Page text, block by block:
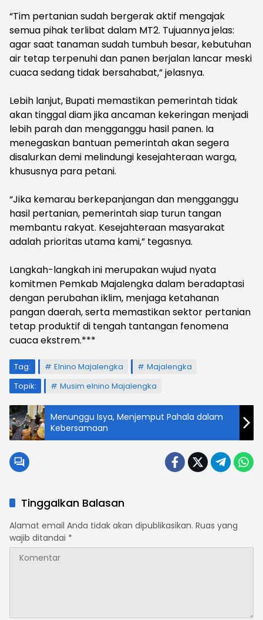
‎“Tim pertanian sudah bergerak aktif mengajak
semua pihak terlibat dalam MT2. Tujuannya jelas:
agar saat tanaman sudah tumbuh besar, kebutuhan
air tetap terpenuhi dan panen berjalan lancar meski
cuaca sedang tidak bersahabat,” jelasnya.
‎Lebih lanjut, Bupati memastikan pemerintah tidak
akan tinggal diam jika ancaman kekeringan menjadi
lebih parah dan mengganggu hasil panen. Ia
menegaskan bantuan pemerintah akan segera
disalurkan demi melindungi kesejahteraan warga,
khususnya para petani.
‎“Jika kemarau berkepanjangan dan mengganggu
hasil pertanian, pemerintah siap turun tangan
membantu rakyat. Kesejahteraan masyarakat
adalah prioritas utama kami,” tegasnya.
‎Langkah-langkah ini merupakan wujud nyata
komitmen Pemkab Majalengka dalam beradaptasi
dengan perubahan iklim, menjaga ketahanan
pangan daerah, serta memastikan sektor pertanian
tetap produktif di tengah tantangan fenomena
cuaca ekstrem.***
Tag: Elnino Majalengka
Majalengka
Topik:
Musim elnino Majalengka
Menunggu Isya, Menjemput Pahala dalam
Kebersamaan
Tinggalkan Balasan
Alamat email Anda tidak akan dipublikasikan. Ruas yang
wajib ditandai *